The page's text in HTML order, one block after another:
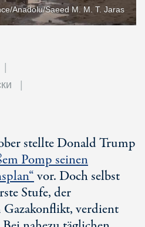
Anadolu/Saeed M. M. T. Jaras
stellte Donald Trump
Pomp seinen
vor. Doch selbst
Stufe, der
verdient